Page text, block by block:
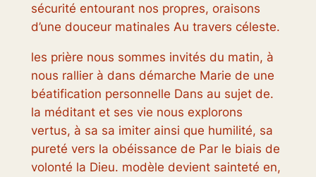
sécurité entourant nos propres, oraisons
d’une douceur matinales Au travers céleste.
les prière nous sommes invités du matin, à
nous rallier à dans démarche Marie de une
béatification personnelle Dans au sujet de.
la méditant et ses vie nous explorons
vertus, à sa sa imiter ainsi que humilité, sa
pureté vers la obéissance de Par le biais de
volonté la Dieu. modèle devient sainteté en,